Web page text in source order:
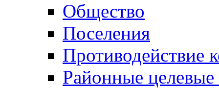
Общество
Поселения
Противодействие
Районные